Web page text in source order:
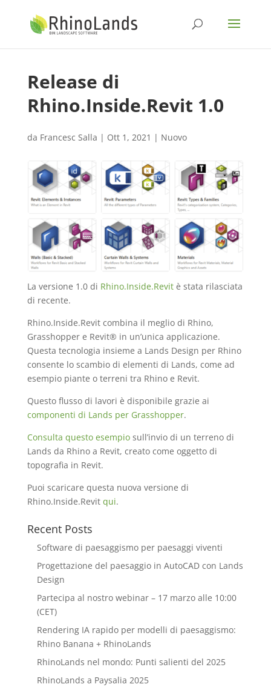
Release di
Rhino.Inside.Revit 1.0
da Francesc Salla | Ott 1, 2021 | Nuovo
La versione 1.0 di Rhino.Inside.Revitè stata rilasciata
di recente.
Rhino.Inside.Revit combina il meglio di Rhino,
Grasshopper e Revit® in un’unica applicazione.
Questa tecnologia insieme a Lands Design per Rhino
consente lo scambio di elementi di Lands, come ad
esempio piante o terreni tra Rhino e Revit.
Questo flusso di lavori è disponibile grazie ai
componenti di Lands per Grasshopper.
Consulta questo esempiosull’invio di un terreno di
Lands da Rhino a Revit, creato come oggetto di
topografia in Revit.
Puoi scaricare questa nuova versione di
Rhino.Inside.Revit qui.
Recent Posts
Software di paesaggismo per paesaggi viventi
Progettazione del paesaggio in AutoCAD con Lands
Design
Partecipa al nostro webinar – 17 marzo alle 10:00
(CET)
Rendering IA rapido per modelli di paesaggismo:
Rhino Banana + RhinoLands
RhinoLands nel mondo: Punti salienti del 2025
RhinoLands a Paysalia 2025